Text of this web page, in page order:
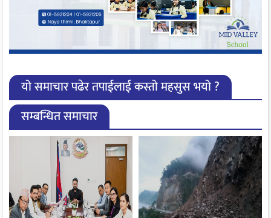
यो समाचार पढेर तपाईलाई कस्तो महसुस भयो ?
सम्बन्धित समाचार